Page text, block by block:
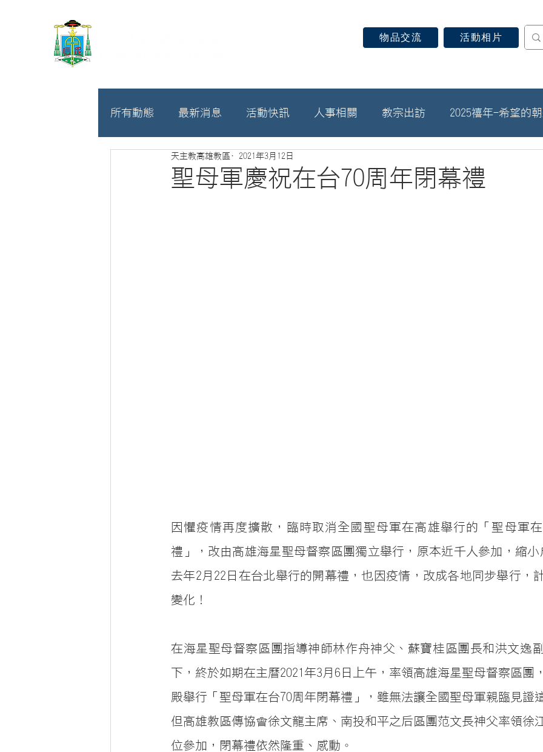
物品交流 活動相片
所有動態 最新消息 活動快訊 人事相關 教宗出訪 2025禧年-希望的
募款相關
聖母軍慶祝在台70周年閉幕禮
天主教高雄教區 2021年3月12日
因懼疫情再度擴散，臨時取消全國聖母軍在高雄舉行的「聖母軍
禮」，改由高雄海星聖母督察區團獨立舉行，原本近千人參加，縮小
去年2月22日在台北舉行的開幕禮，也因疫情，改成各地同步舉行，
變化！
在海星聖母督察區團指導神師林作舟神父、蘇寶桂區團長和洪文逸
下，終於如期在主曆2021年3月6日上午，率領高雄海星聖母督察區團
殿舉行「聖母軍在台70周年閉幕禮」，雖無法讓全國聖母軍親臨見證
但高雄教區傳協會徐文龍主席、南投和平之后區團范文長神父率領徐
位參加，閉幕禮依然隆重、感動。